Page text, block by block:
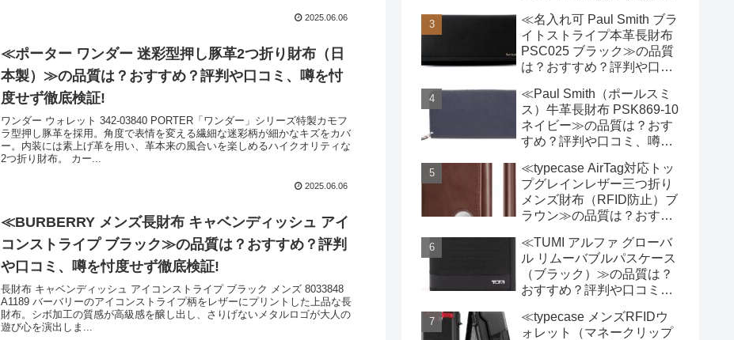
2025.06.06
≪ポーター ワンダー 迷彩型押し豚革2つ折り財布（日
本製）≫の品質は？おすすめ？評判や口コミ、噂を忖
度せず徹底検証!
ワンダー ウォレット 342-03840 PORTER「ワンダー」シリーズ特製カモフ
ラ型押し豚革を採用。角度で表情を変える繊細な迷彩柄が細かなキズをカバ
ー。内装には素上げ革を用い、革本来の風合いを楽しめるハイクオリティな
2つ折り財布。 カー...
2025.06.06
≪BURBERRY メンズ長財布 キャベンディッシュ アイ
コンストライプ ブラック≫の品質は？おすすめ？評判
や口コミ、噂を忖度せず徹底検証!
長財布 キャベンディッシュ アイコンストライプ ブラック メンズ 8033848
A1189 バーバリーのアイコンストライプ柄をレザーにプリントした上品な長
財布。シボ加工の質感が高級感を醸し出し、さりげないメタルロゴが大人の
遊び心を演出しま...
≪名入れ可 Paul Smith ブラ
イトストライプ本革長財布
PSC025 ブラック≫の品質
は？おすすめ？評判や口コ
≪Paul Smith（ポールスミ
ス）牛革長財布 PSK869-10
ネイビー≫の品質は？おす
すめ？評判や口コミ、噂を
≪typecase AirTag対応トッ
プグレインレザー三つ折り
メンズ財布（RFID防止）ブ
ラウン≫の品質は？おすす
度せず徹底検証!
≪TUMI アルファ グローバ
ル リムーバブルパスケース
（ブラック）≫の品質は？
おすすめ？評判や口コミ、
≪typecase メンズRFIDウ
ォレット（マネークリップ